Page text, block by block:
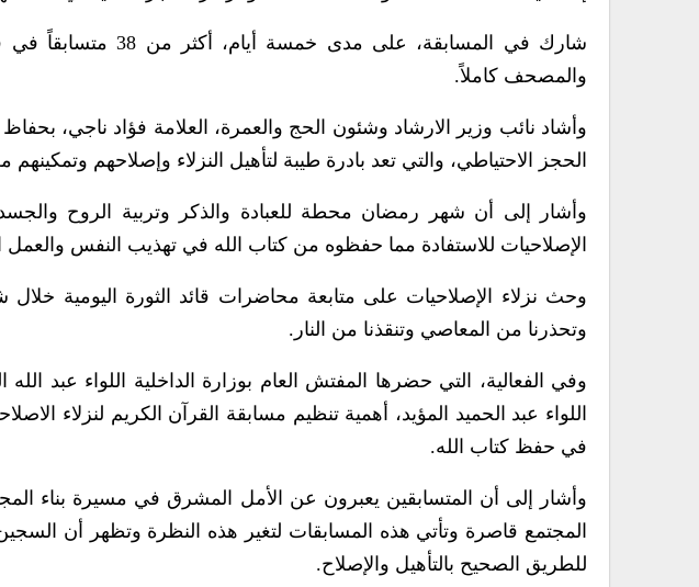
شارك في المسابقة، على
والمصحف كاملاً.
وأشاد نائب وزير الارشاد وشئون الحج والعمرة، العلامة فؤاد ناجي،
الحجز الاحتياطي، والتي تعد بادرة طيبة لتأهيل النزلاء وإصلاحهم
وأشار إلى أن شهر رمضان محطة للعبادة والذكر وتربية الروح والجسد
الإصلاحيات للاستفادة مما حفظوه من كتاب الله في تهذيب النفس والعمل
وحث نزلاء الإصلاحيات على متابعة محاضرات قائد الثورة اليومية
وتحذرنا من المعاصي وتنقذنا من النار.
وفي الفعالية، التي حضرها المفتش العام بوزارة الداخلية اللواء عبد
اللواء عبد الحميد المؤيد، أهمية تنظيم مسابقة القرآن الكريم لنزلاء
في حفظ كتاب الله.
وأشار إلى أن المتسابقين يعبرون عن الأمل المشرق في مسيرة بناء
المجتمع قاصرة وتأتي هذه المسابقات لتغير هذه النظرة وتظهر أن
للطريق الصحيح بالتأهيل والإصلاح.